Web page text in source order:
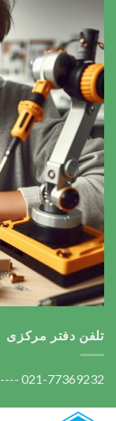
تلفن دفتر مرکزی
021-77369232 ----- 09191022022